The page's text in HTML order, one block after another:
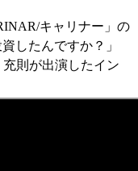
キャリナー」の
したんですか？」
則が出演したイン